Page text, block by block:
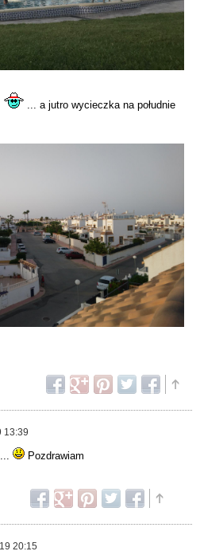
... a jutro wycieczka na południe
13:39
Pozdrawiam
20:15